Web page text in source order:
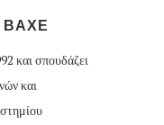
ΒΑΧΕ
και σπουδάζει
και